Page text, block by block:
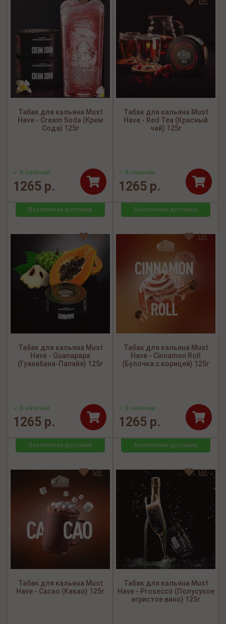
Табак для кальяна Must
Have - Cream Soda (Крем
Сода) 125г
✓ В наличии
1265 р.
Табак для кальяна Must
Have - Red Tea (Красный
чай) 125г
✓ В наличии
1265 р.
Бесплатная доставка
Табак для кальяна Must
Have - Guanapapa
(Гуанабана-Папайя) 125г
✓ В наличии
1265 р.
Бесплатная доставка
Табак для кальяна Must
Have - Cinnamon Roll
(Булочка с корицей) 125г
✓ В наличии
1265 р.
Бесплатная доставка
Табак для кальяна Must
Have - Cacao (Какао) 125г
Бесплатная доставка
Табак для кальяна Must
Have - Prosecco (Полусухое
игристое вино) 125г